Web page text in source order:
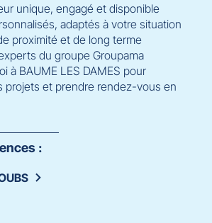
unique, engagé et disponible
adaptés à votre situation
proximité et de long terme
du groupe Groupama
à BAUME LES DAMES pour
projets et prendre rendez-vous en
: